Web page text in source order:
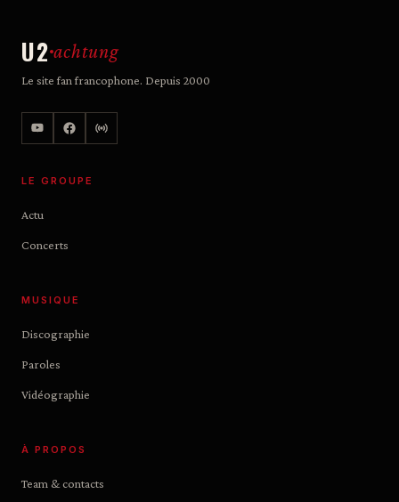
U2 achtung
Le site fan francophone. Depuis 2000
LE GROUPE
Actu
Concerts
MUSIQUE
Discographie
Paroles
Vidéographie
À PROPOS
Team & contacts